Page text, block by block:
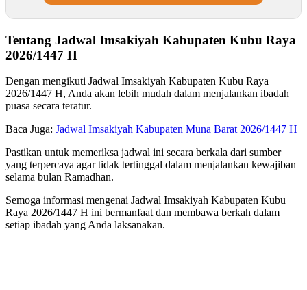
Tentang Jadwal Imsakiyah Kabupaten Kubu Raya
2026/1447 H
Dengan mengikuti Jadwal Imsakiyah Kabupaten Kubu Raya
2026/1447 H, Anda akan lebih mudah dalam menjalankan ibadah
puasa secara teratur.
Baca Juga: Jadwal Imsakiyah Kabupaten Muna Barat 2026/1447 H
Pastikan untuk memeriksa jadwal ini secara berkala dari sumber
yang terpercaya agar tidak tertinggal dalam menjalankan kewajiban
selama bulan Ramadhan.
Semoga informasi mengenai Jadwal Imsakiyah Kabupaten Kubu
Raya 2026/1447 H ini bermanfaat dan membawa berkah dalam
setiap ibadah yang Anda laksanakan.